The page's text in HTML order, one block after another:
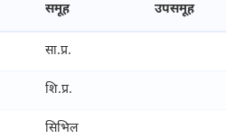
समूह उपसमूह
सा.प्र.
शि.प्र.
सिभिल